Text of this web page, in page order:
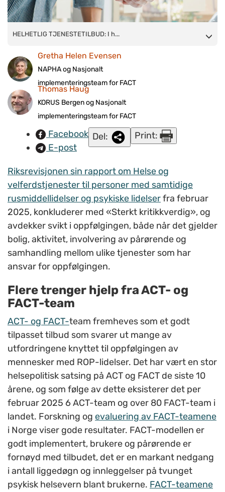
HELHETLIG TJENESTETILBUD: I helsefelleskapene møtes
kommuner, fastleger og representanter for brukere og
pårørende. Sammen skal
løsninger for et helhetlig og sammenhengende tjenestetilbud
på tvers av kommunene og helseforetak.
Colourbox.com)
HELHETLIG TJENESTETILBUD: I h...
Gretha Helen Evensen
NAPHA og Nasjonalt
implementeringsteam for FACT
Thomas Haug
KORUS Bergen og Nasjonalt
implementeringsteam for FACT
Facebook
E-post
Del: Print:
Riksrevisjonen sin rapport om Helse og
velferdstjenester til personer med samtidige
rusmiddellidelser og psykiske lidelserfra februar
2025, konkluderer med «Sterkt kritikkverdig», og
avdekker svikt i oppfølgingen, både når det gjelder
bolig, aktivitet, involvering av pårørende og
samhandling mellom ulike tjenester som har
ansvar for oppfølgingen.
Flere trenger hjelp fra ACT- og
FACT-team
ACT- og FACT-team fremheves som et godt
tilpasset tilbud som svarer ut mange av
utfordringene knyttet til oppfølgingen av
mennesker med ROP-lidelser. Det har vært en stor
helsepolitisk satsing på ACT og FACT de siste 10
årene, og som følge av dette eksisterer det per
februar 2025 6 ACT-team og over 80 FACT-team i
landet. Forskning og evaluering av FACT-teamene
i Norge viser gode resultater. FACT-modellen er
godt implementert, brukere og pårørende er
fornøyd med tilbudet, det er en markant nedgang
i antall liggedøgn og innleggelser på tvunget
psykisk helsevern blant brukerne. FACT-teamene